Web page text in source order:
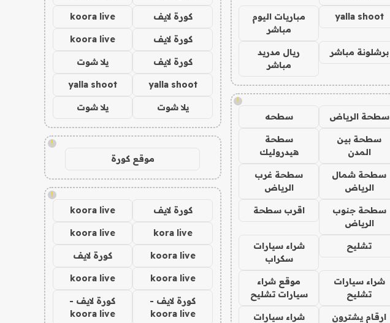
yalla shoot
مباريات اليوم
مباشر
برشلونة مباشر
ريال مدريد
مباشر
!
سطحة الرياض سطحه
سطحة بين
المدن
سطحة
هيدروليك
سطحة شمال
الرياض
سطحة غرب
الرياض
سطحة جنوب
الرياض
اقرب سطحة
تشليح
شراء سيارات
سكراب
شراء سيارات
تشليح
موقع شراء
سيارات تشليح
ارقام يشترون
شراء سيارات
كورة لايف koora live
كورة لايف koora live
كورة لايف يلا شوت
yalla shoot
yalla shoot
يلا شوت يلا شوت
!
موقع كورة
!
كورة لايف koora live
kora live
koora live
koora live كورة لايف
koora live
koora live
كورة لايف -
koora live
كورة لايف -
koora live